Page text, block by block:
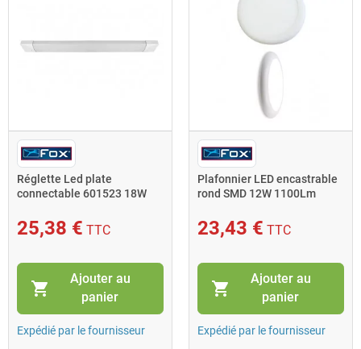
Réglette Led plate
connectable 601523 18W
Light
25,38 € TTC
shopping_cart
Ajouter au
panier
Expédié par le fournisseur
Plafonnier LED encastrable
rond SMD 12W 1100Lm
23,43 € TTC
shopping_cart
Ajouter au
panier
Expédié par le fournisseur